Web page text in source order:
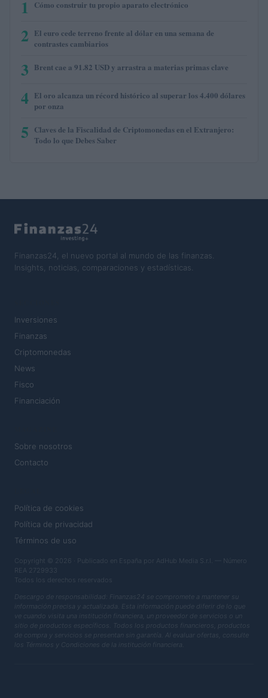
1 Cómo construir tu propio aparato electrónico
2 El euro cede terreno frente al dólar en una semana de
contrastes cambiarios
3 Brent cae a 91.82 USD y arrastra a materias primas clave
4 El oro alcanza un récord histórico al superar los 4.400 dólares
por onza
5 Claves de la Fiscalidad de Criptomonedas en el Extranjero:
Todo lo que Debes Saber
Finanzas24, el nuevo portal al mundo de las finanzas.
Insights, noticias, comparaciones y estadísticas.
Inversiones
Finanzas
Criptomonedas
News
Fisco
Financiación
Sobre nosotros
Contacto
Política de cookies
Política de privacidad
Términos de uso
Copyright © 2026 · Publicado en España por AdHub Media S.r.l. — Número
REA 2729933
Todos los derechos reservados
Descargo de responsabilidad: Finanzas24 se compromete a mantener su
información precisa y actualizada. Esta información puede diferir de lo que
ve cuando visita una institución financiera, un proveedor de servicios o un
sitio de productos específicos. Todos los productos financieros, productos
de compra y servicios se presentan sin garantía. Al evaluar ofertas, consulte
los Términos y Condiciones de la institución financiera.